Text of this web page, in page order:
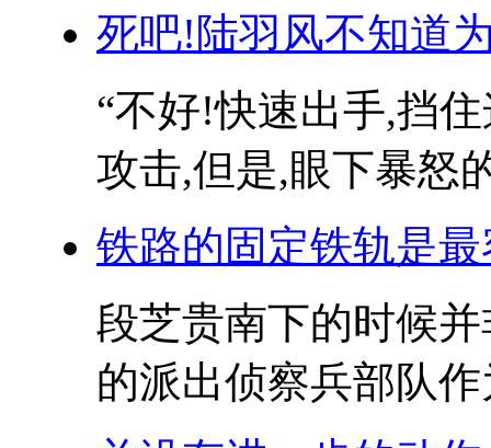
死吧!陆羽风不知道
“不好!快速出手,挡
攻击,但是,眼下暴怒
铁路的固定铁轨是
段芝贵南下的时候
的派出侦察兵部队